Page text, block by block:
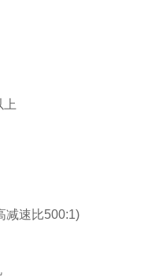
上
减速比500:1)